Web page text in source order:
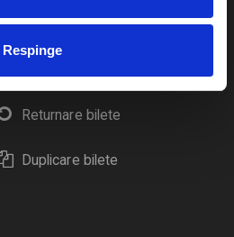
Respinge
eBilet printat acasa
Returnare bilete
Duplicare bilete